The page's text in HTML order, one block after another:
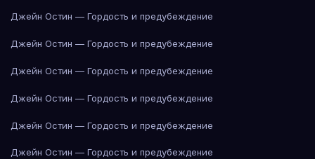
Джейн Остин — Гордость и предубеждение
Джейн Остин — Гордость и предубеждение
Джейн Остин — Гордость и предубеждение
Джейн Остин — Гордость и предубеждение
Джейн Остин — Гордость и предубеждение
Джейн Остин — Гордость и предубеждение